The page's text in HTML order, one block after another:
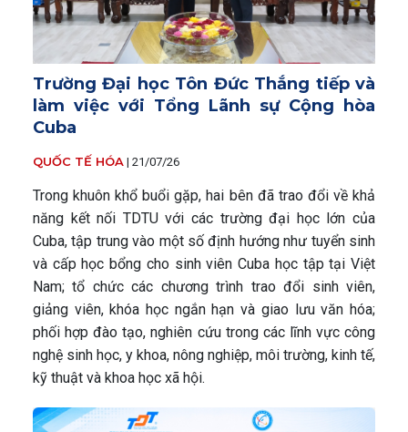
Trường Đại học Tôn Đức Thắng tiếp và
làm việc với Tổng Lãnh sự Cộng hòa
Cuba
QUỐC TẾ HÓA | 21/07/26
Trong khuôn khổ buổi gặp, hai bên đã trao đổi về khả
năng kết nối TDTU với các trường đại học lớn của
Cuba, tập trung vào một số định hướng như tuyển sinh
và cấp học bổng cho sinh viên Cuba học tập tại Việt
Nam; tổ chức các chương trình trao đổi sinh viên,
giảng viên, khóa học ngắn hạn và giao lưu văn hóa;
phối hợp đào tạo, nghiên cứu trong các lĩnh vực công
nghệ sinh học, y khoa, nông nghiệp, môi trường, kinh tế,
kỹ thuật và khoa học xã hội.